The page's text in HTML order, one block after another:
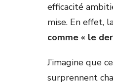
efficacité
mise. En effet,
comme « le
J’imagine que
surprennent